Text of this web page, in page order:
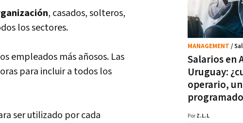
, casados, solteros,
los sectores.
empleados más añosos. Las
para incluir a todos los
ser utilizado por cada
Salarios en
Uruguay:
operario,
MANAGEMENT /
Por Z.L.L